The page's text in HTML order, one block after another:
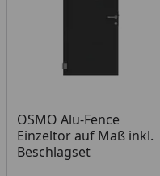
OSMO Alu-Fence
Einzeltor auf Maß inkl.
Beschlagset